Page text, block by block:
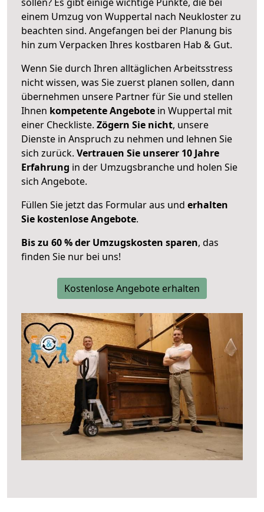
einem Umzug von Wuppertal nach Neukloster zu
beachten sind. Angefangen bei der Planung bis
hin zum Verpacken Ihres kostbaren Hab & Gut.
Wenn Sie durch Ihren alltäglichen Arbeitsstress
nicht wissen, was Sie zuerst planen sollen, dann
übernehmen unsere Partner für Sie und stellen
Ihnen kompetente Angebote in Wuppertal mit
einer Checkliste. Zögern Sie nicht, unsere
Dienste in Anspruch zu nehmen und lehnen Sie
sich zurück. Vertrauen Sie unserer 10 Jahre
Erfahrung in der Umzugsbranche und holen Sie
sich Angebote.
Füllen Sie jetzt das Formular aus und erhalten
Sie kostenlose Angebote.
Bis zu 60 % der Umzugskosten sparen, das
finden Sie nur bei uns!
Kostenlose Angebote erhalten